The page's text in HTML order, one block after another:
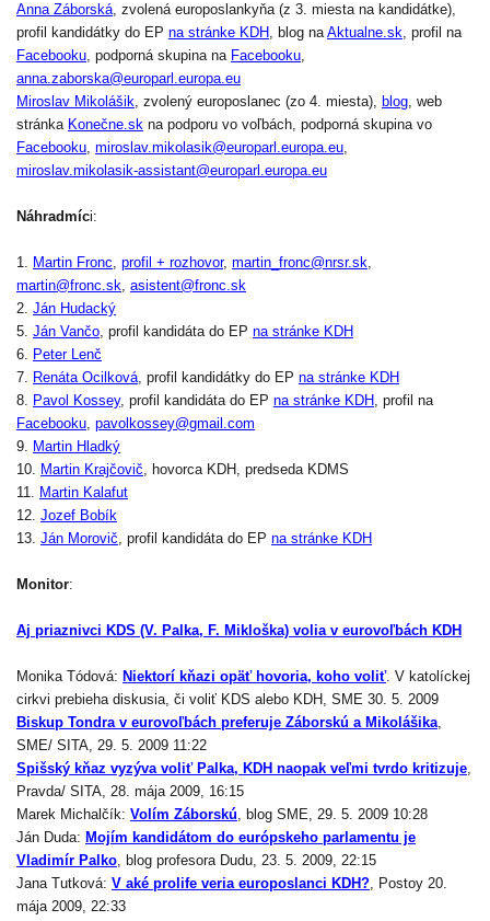
Anna Záborská, zvolená europoslankyňa (z 3. miesta na kandidátke),
profil kandidátky do EP na stránke KDH, blog naAktualne.sk, profil na
Facebooku, podporná skupina na Facebooku,
anna.zaborska@europarl.europa.eu
Miroslav Mikolášik, zvolený europoslanec (zo 4. miesta), blog, web
stránka Konečne.sk na podporu vo voľbách, podporná skupina vo
Facebooku, miroslav.mikolasik@europarl.europa.eu,
miroslav.mikolasik-assistant@europarl.europa.eu
Náhradmíci:
1. Martin Fronc, profil + rozhovor, martin_fronc@nrsr.sk,
martin@fronc.sk, asistent@fronc.sk
2. Ján Hudacký
5. Ján Vančo, profil kandidáta do EP na stránke KDH
6. Peter Lenč
7. Renáta Ocilková, profil kandidátky do EP na stránke KDH
8. Pavol Kossey, profil kandidáta do EP na stránke KDH, profil na
Facebooku, pavolkossey@gmail.com
9. Martin Hladký
10. Martin Krajčovič, hovorca KDH, predseda KDMS
11. Martin Kalafut
12. Jozef Bobík
13. Ján Morovič, profil kandidáta do EP na stránke KDH
Monitor:
Aj priaznivci KDS (V. Palka, F. Mikloška) volia v eurovoľbách KDH
Monika Tódová: Niektorí kňazi opäť hovoria, koho voliť. V katolíckej
cirkvi prebieha diskusia, či voliť KDS alebo KDH, SME 30. 5. 2009
Biskup Tondra v eurovoľbách preferuje Záborskú a Mikolášika,
SME/ SITA, 29. 5. 2009 11:22
Spišský kňaz vyzýva voliť Palka, KDH naopak veľmi tvrdo kritizuje,
Pravda/ SITA, 28. mája 2009, 16:15
Marek Michalčík: Volím Záborskú, blog SME, 29. 5. 2009 10:28
Ján Duda: Mojím kandidátom do európskeho parlamentu je
Vladimír Palko, blog profesora Dudu, 23. 5. 2009, 22:15
Jana Tutková: V aké prolife veria europoslanci KDH?, Postoy 20.
mája 2009, 22:33